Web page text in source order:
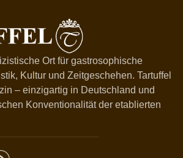
Ort für gastrosophische
Kultur und Zeitgeschehen. Tartuffel
– einzigartig in Deutschland und
Konventionalität der etablierten